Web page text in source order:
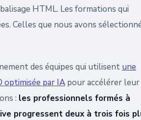
HTML. Les formations qui
Celles que nous avons
des équipes qui utilisent une
optimisée par IA pour accélérer leur
: les professionnels formés à
progressent deux à trois fois